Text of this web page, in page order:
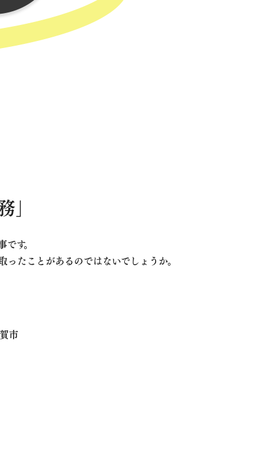
」
す。
たことがあるのではないでしょうか。
市